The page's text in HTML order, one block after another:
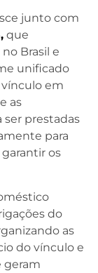
junto com
que
Brasil e
unificado
em
as
ser prestadas
para
os
do
as
do vínculo e
geram